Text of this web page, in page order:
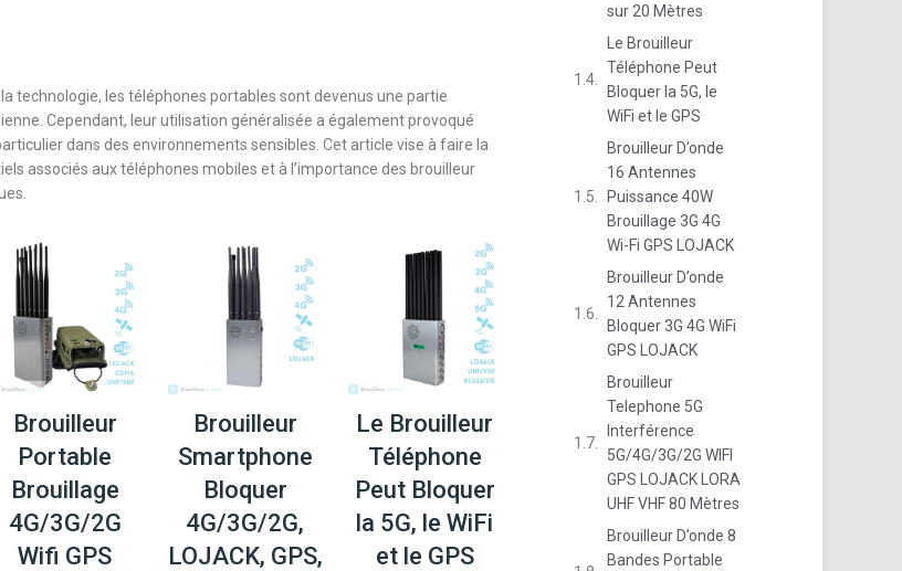
technologie, les téléphones portables sont devenus une partie
Cependant, leur utilisation généralisée a également provoqué
dans des environnements sensibles. Cet article vise à faire la
associés aux téléphones mobiles et à l’importance des brouilleur
Brouilleur
Portable
Brouillage
4G/3G/2G
Wifi GPS
Brouilleur
Smartphone
Bloquer
4G/3G/2G,
LOJACK, GPS,
Le Brouilleur
Téléphone
Peut Bloquer
la 5G, le WiFi
et le GPS
sur 20 Mètres
Le Brouilleur
Téléphone Peut
Bloquer la 5G, le
WiFi et le GPS
Brouilleur D’onde
16 Antennes
Puissance 40W
Brouillage 3G 4G
Wi-Fi GPS LOJACK
Brouilleur D’onde
12 Antennes
Bloquer 3G 4G WiFi
GPS LOJACK
Brouilleur
Telephone 5G
Interférence
5G/4G/3G/2G WIFI
GPS LOJACK LORA
UHF VHF 80 Mètres
Brouilleur D’onde 8
Bandes Portable